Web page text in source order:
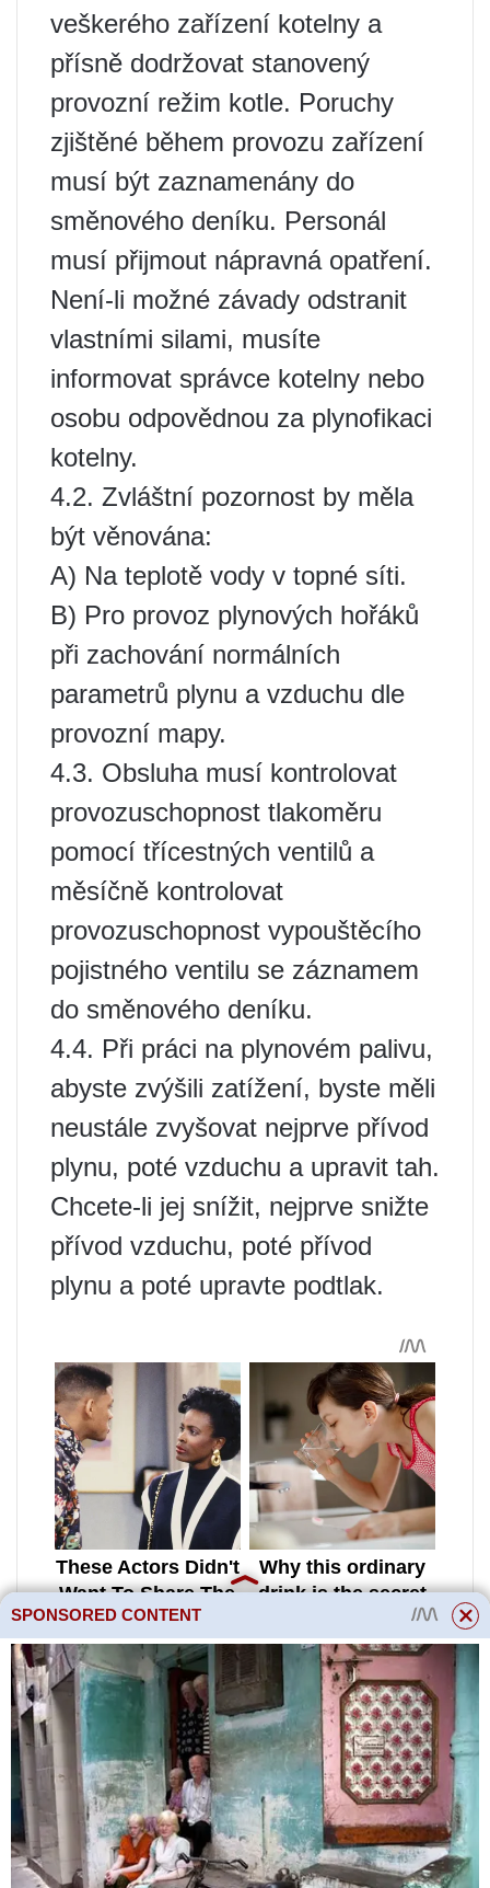
veškerého zařízení kotelny a
přísně dodržovat stanovený
provozní režim kotle. Poruchy
zjištěné během provozu zařízení
musí být zaznamenány do
směnového deníku. Personál
musí přijmout nápravná opatření.
Není-li možné závady odstranit
vlastními silami, musíte
informovat správce kotelny nebo
osobu odpovědnou za plynofikaci
kotelny.
4.2. Zvláštní pozornost by měla
být věnována:
A) Na teplotě vody v topné síti.
B) Pro provoz plynových hořáků
při zachování normálních
parametrů plynu a vzduchu dle
provozní mapy.
4.3. Obsluha musí kontrolovat
provozuschopnost tlakoměru
pomocí třícestných ventilů a
měsíčně kontrolovat
provozuschopnost vypouštěcího
pojistného ventilu se záznamem
do směnového deníku.
4.4. Při práci na plynovém palivu,
abyste zvýšili zatížení, byste měli
neustále zvyšovat nejprve přívod
plynu, poté vzduchu a upravit tah.
Chcete-li jej snížit, nejprve snižte
přívod vzduchu, poté přívod
plynu a poté upravte podtlak.
SPONSORED CONTENT